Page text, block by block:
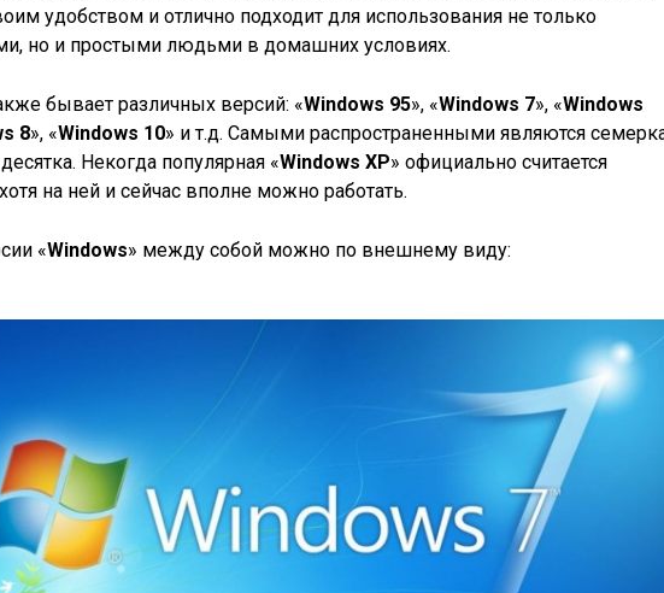
удобством и отлично подходит для использования не только
но и простыми людьми в домашних условиях.
бывает различных версий: «Windows 95», «Windows 7», «Windows
8», «Windows 10» и т.д. Самыми распространенными являются
Некогда популярная «Windows XP» официально считается
на ней и сейчас вполне можно работать.
«Windows» между собой можно по внешнему виду: